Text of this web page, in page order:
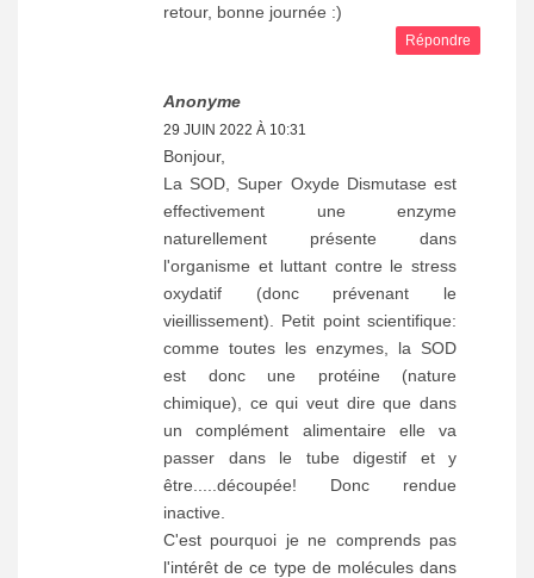
retour, bonne journée :)
Répondre
Anonyme
29 JUIN 2022 À 10:31
Bonjour,
La SOD, Super Oxyde Dismutase est
effectivement une enzyme
naturellement présente dans
l'organisme et luttant contre le stress
oxydatif (donc prévenant le
vieillissement). Petit point scientifique:
comme toutes les enzymes, la SOD
est donc une protéine (nature
chimique), ce qui veut dire que dans
un complément alimentaire elle va
passer dans le tube digestif et y
être.....découpée! Donc rendue
inactive.
C'est pourquoi je ne comprends pas
l'intérêt de ce type de molécules dans